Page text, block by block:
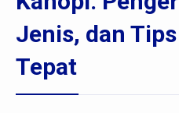
Jenis, dan
Tepat